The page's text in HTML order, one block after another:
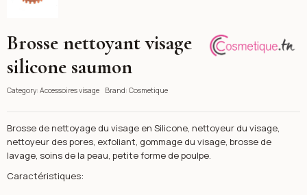
Cosmetique
Brosse nettoyant visage
silicone saumon
Category: Accessoires visage Brand: Cosmetique
Brosse de nettoyage du visage en Silicone, nettoyeur du visage,
nettoyeur des pores, exfoliant, gommage du visage, brosse de
lavage, soins de la peau, petite forme de poulpe.
Caractéristiques: